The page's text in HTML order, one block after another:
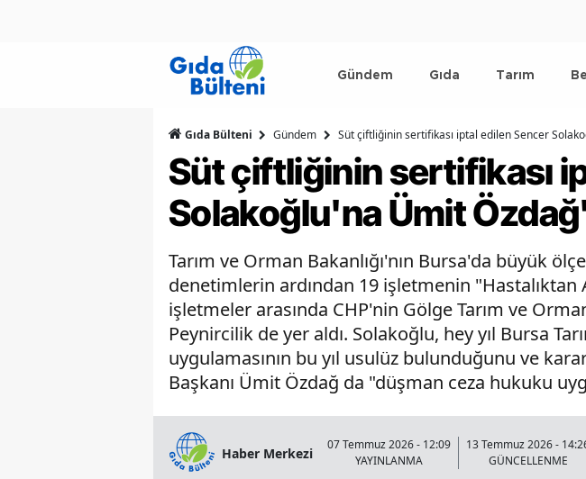
Gündem Gıda Tarım
Gıda Bülteni Gündem Süt çiftliğinin sertifikası iptal edilen Sencer
Süt çiftliğinin sertifikası
Solakoğlu'na Ümit
Tarım ve Orman Bakanlığı'nın Bursa'da büyük
denetimlerin ardından 19 işletmenin
işletmeler arasında CHP'nin Gölge Tarım ve
Peynircilik de yer aldı. Solakoğlu, hey yıl Bursa
uygulamasının bu yıl usulüz bulunduğunu ve
Başkanı Ümit Özdağ da "düşman ceza hukuku
Haber Merkezi
07 Temmuz 2026 - 12:09
YAYINLANMA
13 Temmuz 2026 -
GÜNCELLENME